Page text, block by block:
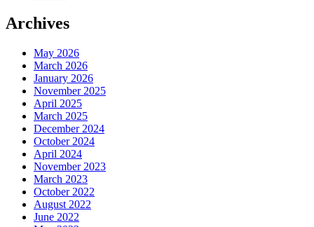
Archives
May 2026
March 2026
January 2026
November 2025
April 2025
March 2025
December 2024
October 2024
April 2024
November 2023
March 2023
October 2022
August 2022
June 2022